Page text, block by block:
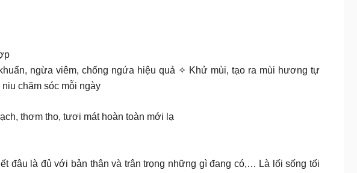
ngừa viêm, chống ngứa hiệu quả ✧ Khử mùi, tạo ra mùi hương tự
chăm sóc mỗi ngày
thơm tho, tươi mát hoàn toàn mới lạ
đâu là đủ với bản thân và trân trọng những gì đang có,… Là lối sống tối